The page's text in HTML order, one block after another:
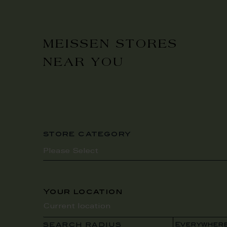
MEISSEN STORES
NEAR YOU
store category
Your location
SEARCH RADIUS